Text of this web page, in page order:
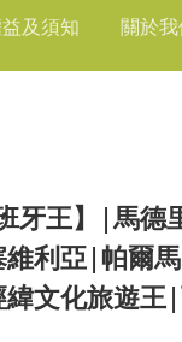
及須知
關於
班牙王】|馬
利亞|帕爾
文化旅遊王